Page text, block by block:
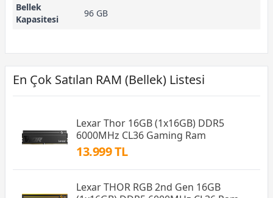
Bellek
Kapasitesi
96 GB
En Çok Satılan RAM (Bellek) Listesi
Lexar Thor 16GB (1x16GB) DDR5
6000MHz CL36 Gaming Ram
13.999 TL
Lexar THOR RGB 2nd Gen 16GB